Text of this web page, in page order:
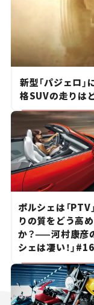
新型「パジェロ
格SUVの走りは
ポルシェは「PTV
りの質をどう高
か？——河村康彦
シェは凄い！」#16